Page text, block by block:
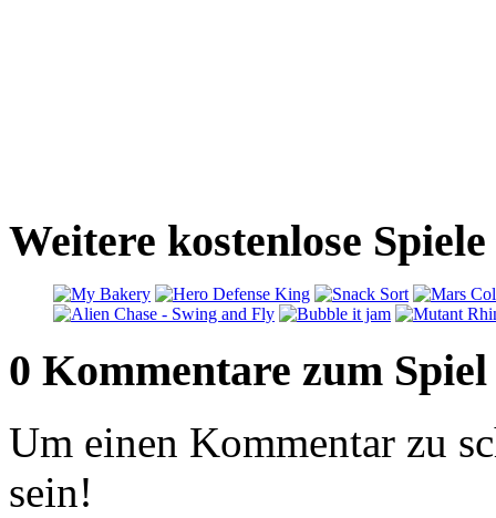
Weitere kostenlose
0 Kommentare zum Spiel
Um einen Kommentar zu
sein!